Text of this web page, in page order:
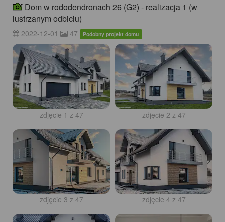
Dom w rododendronach 26 (G2) - realizacja 1 (w
lustrzanym odbiciu)
2022-12-01 47 Podobny projekt domu
zdjęcie 1 z 47 zdjęcie 2 z 47
zdjęcie 3 z 47 zdjęcie 4 z 47